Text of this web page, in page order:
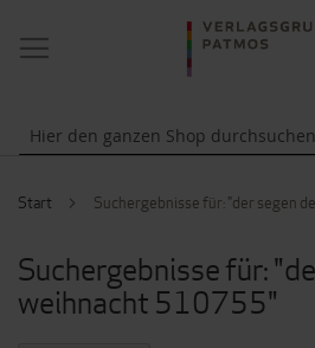
NAVIGATION
UMSCHALTEN
Start Suchergebnisse für: "der segen
Suchergebnisse für:
weihnacht 510755"